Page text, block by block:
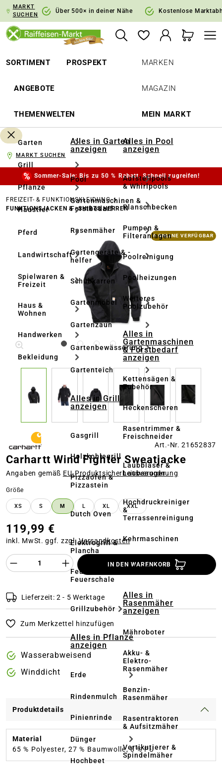
Zur Hauptnavigation springen
MARKT
SUCHEN
Über 500× in deiner Nähe Kostenlose
SORTIMENT PROSPEKT
ANGEBOTE
THEMENWELTEN
MARKEN
MAGAZIN
MEIN MARKT
Garten
Grill
Pflanze
Haustier
Pferd
Landwirtschaft
Spielwaren &
Freizeit
Haus &
Wohnen
Handwerken
Bekleidung
Alles in Garten
anzeigen
Pool
Gartenmaschinen &
Forstbedarf
Rasenmäher
Gartengeräte & -
helfer
Schubkarren
Gartenmöbel
Gartenzaun
Gartenbewässerung
Gartenteich
Alles in Grill
anzeigen
Gasgrill
Holzkohlegrill
Pizzaofen &
Pizzastein
Dutch Oven
Elektrogrill &
Plancha
Feuerstelle &
Feuerschale
Grillzubehör
Alles in Pflanze
anzeigen
Erde
Rindenmulch
Pinienrinde
Dünger
Hochbeet
Alles in Pool
anzeigen
Aufstellpools
& Whirlpools
Planschbecken
Pumpen &
Filteranlagen
Poolreinigung
Poolheizungen
Weiteres
Poolzubehör
Alles in
Gartenmaschinen
& Forstbedarf
anzeigen
Kettensägen &
Zubehör
Heckenscheren
Rasentrimmer &
Freischneider
Laubbläser &
Laubsauger
Hochdruckreiniger
&
Terrassenreinigung
Kehrmaschinen
Ladegeräte
Alles in
Rasenmäher
anzeigen
Mähroboter
Akku- &
Elektro-
Rasenmäher
Benzin-
Rasenmäher
Rasentraktoren
& Aufsitzmäher
Vertikutierer &
Spindelmäher
MARKT SUCHEN
Sommer-Sale: Bis zu 50 % Rabatt. Schnell zugreifen!
FREIZEIT- & FUNKTIONSKLEIDUNG
FUNKTIONSJACKEN & -SHIRTS HERREN
Bildergalerie überspringen 6 ONLINE VERFÜGBAR
Art.-Nr. 21652837
Carhartt Wind Fighter Sweatjacke
Angaben gemäß EU‑Produktsicherheitsverordnung
Größe
XS S M L XL XXL
119,99 €
inkl. MwSt. ggf. zzgl.Versandkosten
Produkt Anzahl des Produktes
IN DEN WARENKORB
Lieferzeit: 2 - 5 Werktage
Zum Merkzettel hinzufügen
Wasserabweisend
Winddicht
Produktdetails
Material
65 % Polyester, 27 % Baumwolle, 8 % PU